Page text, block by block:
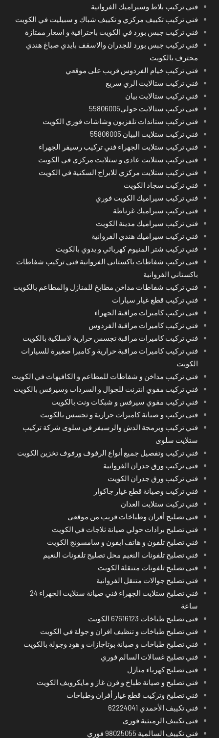
فني تركيب بلاط وسيراميك الفروانية
فني تركيب تكييف مركزي و تكييف شباك و سبيليت في الكويت
فني تركيب جبس بورد في الكويت باحترافية و اسعار ممتازة
فني تركيب جبس بورد للجدران والاسقف بايدي صباغ هندي
محترف بالكويت
فني تركيب خيام الفردوس قريب على موقعي
فني تركيب ستالايت الري سريع
فني تركيب ستالايت بيان
فني تركيب ستالايت حولي55806005
فني تركيب ستاندات تلفزيون وشاشات فوري الكويت
فني تركيب ستلايت البيان 55806005
فني تركيب ستلايت الجهراء فني تركيب رسيفر الجهراء
فني تركيب ستلايت عادي و ستلايت مركزي في الكويت
فني تركيب ستلايت مركزي للابراج السكنية في الكويت
فني تركيب سجاد الكويت
فني تركيب سيراميك الكويت فوري
فني تركيب سيراميك غرناطة
فني تركيب سيراميك مدينة الكويت
فني تركيب سيراميك هندي الفروانية
فني تركيب شتر المنيوم كهربائي و يدوي بالكويت
فني تركيب شفاطات باكستاني الفروانية فني تركيب شفاطات
باكستاني الفروانية
فني تركيب شفاطات مداخن مطابخ للمنازل والمطاعم بالكويت
فني تركيب قطع غيار سيارات
فني تركيب كاميرات مراقبة الجهراء
فني تركيب كاميرات مراقبة الفردوس
فني تركيب كاميرات مراقبة تجسس حرارية لاسلكية بالكويت
فني تركيب كاميرات مراقبة حرارية و كاميرا صغيرة للسيارات
الكويت
فني تركيب مداخن و شفاطات للمطاعم و الكافيهات في الكويت
فني تركيب مقوي انترنت للجوال و السرداب وسيرفس بالكويت
فني تركيب مقوي سيرفس و شبكات ونت بالكويت
فني تركيب و صيانة كاميرات حرارية و تجسس بالكويت
فني تركيب وبرمجة الدش والرسيفر في سلوى شركة تركيب
ستلايت سلوى
فني تركيب وتفصيل جميع أنواع الرفوف ورفوف تخزين الكويت
فني تركيب ورق جدران الفروانية
فني تركيب ورق جدران الكويت
فني تركيب وصيانة قطع غيار جاكوار
فني تركيت ستلايت العدان
فني تصليح أفران وطباخات قريب من موقعي
فني تصليح برادات حولي صيانة ثلاجات في الكويت
فني تصليح تلفون و هاتف ايفون و سامسونج الكويت
فني تصليح تلفونات النعيم محل تصليح تلفونات النعيم
فني تصليح تلفونات متنقلة الكويت
فني تصليح جوالات متنقل الفروانية
فني تصليح ستلايت الجهراء فني صيانة ستلايت الجهراء 24
ساعة
فني تصليح طباخات 67616123 الكويت
فني تصليح طباخات و تنظيف افران و جولة في الكويت
فني تصليح طباخات و صيانة بوتاجازات و هود وجولة بالكويت
فني تصليح غسالات السالم فوري
فني تصليح كهرباء منازل
فني تصليح و صيانة طباخ و فرن غاز و مايكرويف الكويت
فني تصليح وتركيب قطع غيار أفران وطباخات
فني تكييف الأحمدي 62224041
فني تكييف الرميثية فوري
فني تكييف السالمية 98025055 فوري